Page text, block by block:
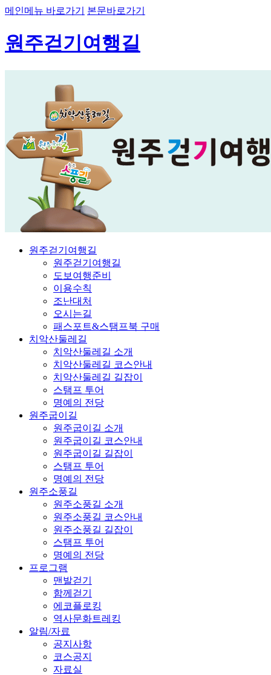
메인메뉴 바로가기 본문바로가기
원주걷기여행길
원주걷기여행길
원주걷기여행길
도보여행준비
이용수칙
조난대처
오시는길
패스포트&스탬프북 구매
치악산둘레길
치악산둘레길 소개
치악산둘레길 코스안내
치악산둘레길 길잡이
스탬프 투어
명예의 전당
원주굽이길
원주굽이길 소개
원주굽이길 코스안내
원주굽이길 길잡이
스탬프 투어
명예의 전당
원주소풍길
원주소풍길 소개
원주소풍길 코스안내
원주소풍길 길잡이
스탬프 투어
명예의 전당
프로그램
맨발걷기
함께걷기
에코플로킹
역사문화트레킹
알림/자료
공지사항
코스공지
자료실